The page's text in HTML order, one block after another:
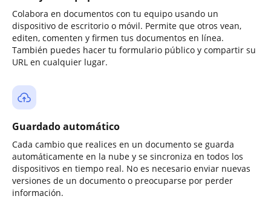
Colabora en documentos con tu equipo usando un
dispositivo de escritorio o móvil. Permite que otros vean,
editen, comenten y firmen tus documentos en línea.
También puedes hacer tu formulario público y compartir su
URL en cualquier lugar.
Guardado automático
Cada cambio que realices en un documento se guarda
automáticamente en la nube y se sincroniza en todos los
dispositivos en tiempo real. No es necesario enviar nuevas
versiones de un documento o preocuparse por perder
información.